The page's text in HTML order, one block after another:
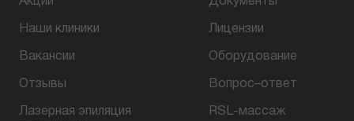
Наши клиники
Вакансии
Отзывы
Лазерная эпиляция
Лицензии
Оборудование
Вопрос–ответ
RSL-массаж